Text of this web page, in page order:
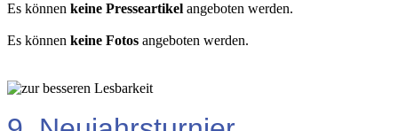
Es können keine Presseartikel angeboten werden.
Es können keine Fotos angeboten werden.